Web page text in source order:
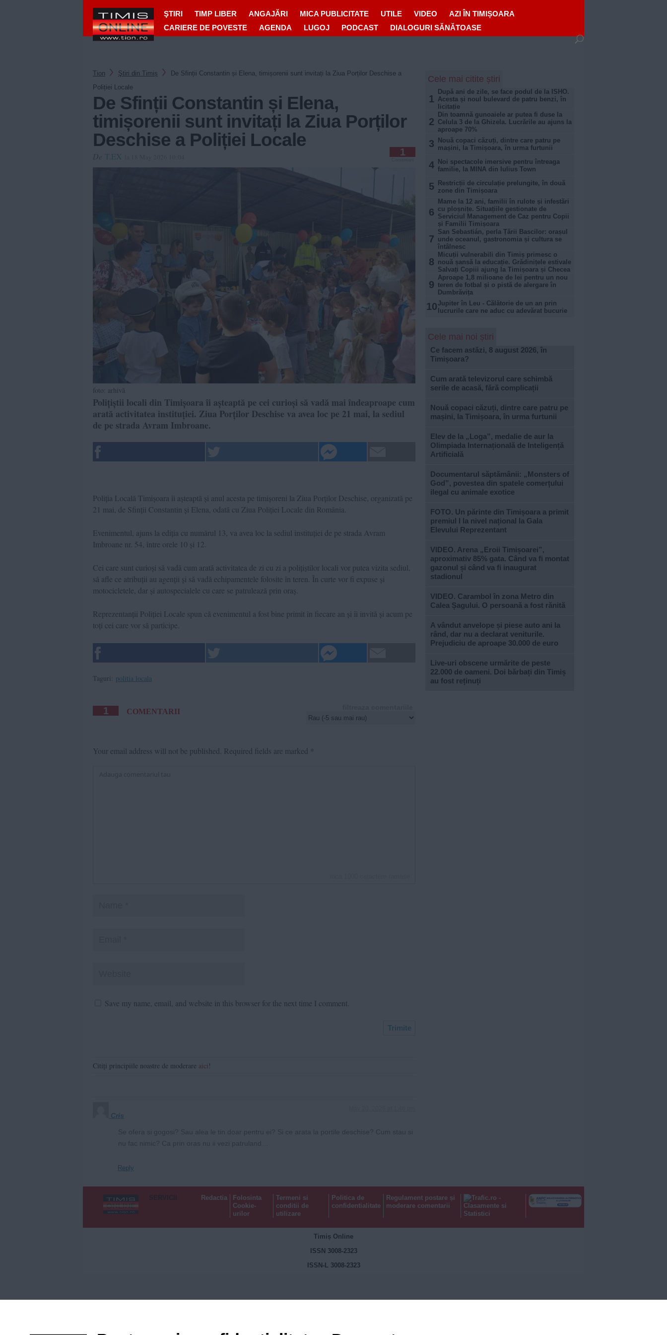
ŞTIRI TIMP LIBER ANGAJĂRI MICA PUBLICITATE UTILE VIDEO
AZI ÎN TIMIȘOARA
CARIERE DE POVESTE
AGENDA LUGOJ PODCAST DIALOGURI SĂNĂTOASE
Tion Ştiri din Timiș
De Sfinții Constantin și Elena, timișorenii sunt invitați la Ziua Porților Deschise a
Poliției Locale
De Sfinții Constantin și Elena,
timișorenii sunt invitați la Ziua Porților
Deschise a Poliției Locale
T.EX 1
foto: arhivă
Polițiștii locali din Timișoara îi așteaptă pe cei curioși să vadă mai îndeaproape cum
arată activitatea instituției. Ziua Porților Deschise va avea loc pe 21 mai, la sediul
de pe strada Avram Imbroane.
Poliția Locală Timișoara îi așteaptă și anul acesta pe timișoreni la Ziua Porților Deschise, organizată pe
21 mai, de Sfinții Constantin și Elena, odată cu Ziua Poliției Locale din România.
Evenimentul, ajuns la ediția cu numărul 13, va avea loc la sediul instituției de pe strada Avram
Imbroane nr. 54, între orele 10 și 12.
Cei care sunt curioși să vadă cum arată activitatea de zi cu zi a polițiștilor locali vor putea vizita sediul,
să afle ce atribuții au agenții și să vadă echipamentele folosite în teren. În curte vor fi expuse și
motocicletele, dar și autospecialele cu care se patrulează prin oraș.
Reprezentanții Poliției Locale spun că evenimentul a fost bine primit în fiecare an și îi invită și acum pe
toți cei care vor să participe.
Taguri: politia locala
1 COMENTARII
Your email address will not be published. Required fields are marked *
Save my name, email, and website in this browser for the next time I comment.
Citiți principiile noastre de moderare aici!
Cris
Reply
Cele mai citite știri
1
După ani de zile, se face podul de la ISHO.
Acesta și noul bulevard de patru benzi, în
licitație
2
Din toamnă gunoaiele ar putea fi duse la
Celula 3 de la Ghizela. Lucrările au ajuns la
aproape 70%
3
Nouă copaci căzuți, dintre care patru pe
mașini, la Timișoara, în urma furtunii
4
Noi spectacole imersive pentru întreaga
familie, la MINA din Iulius Town
5
Restricții de circulație prelungite, în două
zone din Timișoara
6
Mame la 12 ani, familii în rulote și infestări
cu ploșnițe. Situațiile gestionate de
Serviciul Management de Caz pentru Copii
și Familii Timișoara
7
San Sebastián, perla Țării Bascilor: orașul
unde oceanul, gastronomia și cultura se
întâlnesc
8
Micuții vulnerabili din Timiș primesc o
nouă șansă la educație. Grădinițele estivale
Salvați Copiii ajung la Timișoara și Checea
9
Aproape 1,8 milioane de lei pentru un nou
teren de fotbal și o pistă de alergare în
Dumbrăvița
10 Jupiter în Leu - Călătorie de un an prin
lucrurile care ne aduc cu adevărat bucurie
Cele mai noi știri
Ce facem astăzi, 8 august 2026, în
Timișoara?
Cum arată televizorul care schimbă
serile de acasă, fără complicații
Nouă copaci căzuți, dintre care patru pe
mașini, la Timișoara, în urma furtunii
Elev de la „Loga”, medalie de aur la
Olimpiada Internațională de Inteligență
Artificială
Documentarul săptămânii: „Monsters of
God”, povestea din spatele comerțului
ilegal cu animale exotice
FOTO. Un părinte din Timișoara a primit
premiul I la nivel național la Gala
Elevului Reprezentant
VIDEO. Arena „Eroii Timișoarei”,
aproximativ 85% gata. Când va fi montat
gazonul și când va fi inaugurat
stadionul
VIDEO. Carambol în zona Metro din
Calea Șagului. O persoană a fost rănită
A vândut anvelope și piese auto ani la
rând, dar nu a declarat veniturile.
Prejudiciu de aproape 30.000 de euro
Live-uri obscene urmărite de peste
22.000 de oameni. Doi bărbați din Timiș
au fost reținuți
SERVICII Redactia
Folosinta
Cookie-
urilor
Termeni si
conditii de
utilizare
Politica de
confidentialitate
Regulament postare și
moderare comentarii
Timiș Online
ISSN 3008-2323
ISSN-L 3008-2323